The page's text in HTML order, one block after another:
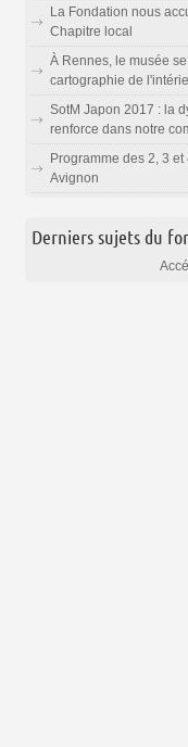
La Fondation nous
Chapitre local
À Rennes, le musée se
cartographie de
SotM Japon 2017 : la
renforce dans notre
Programme des 2, 3
Avignon
Derniers sujets du